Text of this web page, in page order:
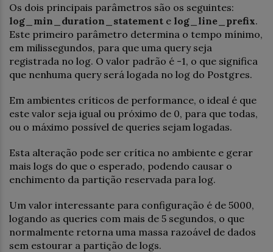
Os dois principais parâmetros são os seguintes:
log_min_duration_statement e log_line_prefix.
Este primeiro parâmetro determina o tempo mínimo,
em milissegundos, para que uma query seja
registrada no log. O valor padrão é -1, o que significa
que nenhuma query será logada no log do Postgres.
Em ambientes críticos de performance, o ideal é que
este valor seja igual ou próximo de 0, para que todas,
ou o máximo possível de queries sejam logadas.
Esta alteração pode ser crítica no ambiente e gerar
mais logs do que o esperado, podendo causar o
enchimento da partição reservada para log.
Um valor interessante para configuração é de 5000,
logando as queries com mais de 5 segundos, o que
normalmente retorna uma massa razoável de dados
sem estourar a partição de logs.